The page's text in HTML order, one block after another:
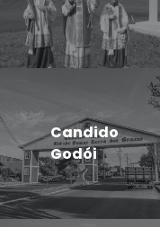
Candido
Godói